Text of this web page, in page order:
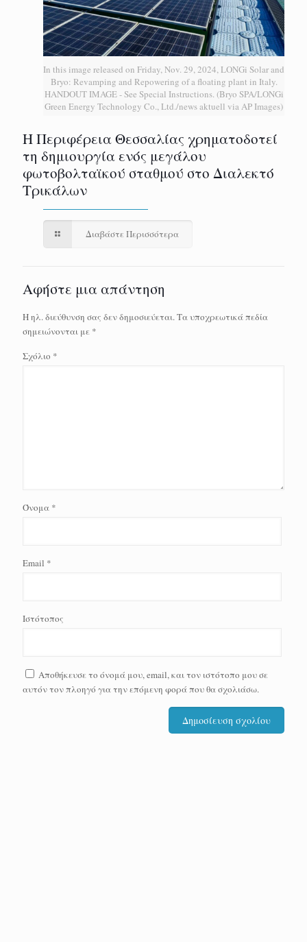
In this image released on Friday, Nov. 29, 2024, LONGi Solar and
Bryo: Revamping and Repowering of a floating plant in Italy.
HANDOUT IMAGE - See Special Instructions. (Bryo SPA/LONGi
Green Energy Technology Co., Ltd./news aktuell via AP Images)
H Περιφέρεια Θεσσαλίας χρηματοδοτεί
τη δημιουργία ενός μεγάλου
φωτοβολταϊκού σταθμού στο Διαλεκτό
Τρικάλων
Διαβάστε Περισσότερα
Αφήστε μια απάντηση
Η ηλ. διεύθυνση σας δεν δημοσιεύεται.Τα υποχρεωτικά πεδία
σημειώνονται με *
Σχόλιο *
Όνομα *
Email *
Ιστότοπος
Αποθήκευσε το όνομά μου, email, και τον ιστότοπο μου σε
αυτόν τον πλοηγό για την επόμενη φορά που θα σχολιάσω.